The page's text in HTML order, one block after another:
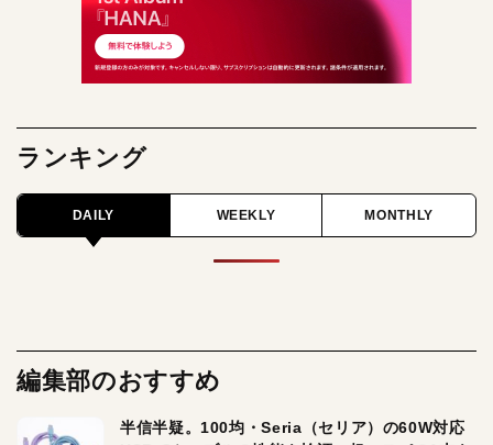
ランキング
DAILY WEEKLY MONTHLY
編集部のおすすめ
半信半疑。100均・Seria（セリア）の60W対応